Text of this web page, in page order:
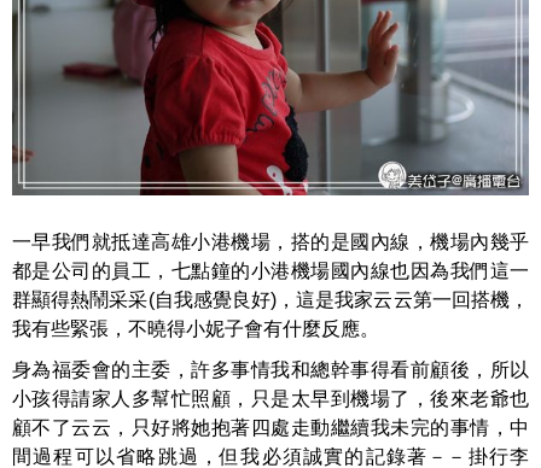
一早我們就抵達高雄小港機場，搭的是國內線，機場內幾乎
都是公司的員工，七點鐘的小港機場國內線也因為我們這一
群顯得熱鬧采采(自我感覺良好)，這是我家云云第一回搭機，
我有些緊張，不曉得小妮子會有什麼反應。
身為福委會的主委，許多事情我和總幹事得看前顧後，所以
小孩得請家人多幫忙照顧，只是太早到機場了，後來老爺也
顧不了云云，只好將她抱著四處走動繼續我未完的事情，中
間過程可以省略跳過，但我必須誠實的記錄著－－掛行李